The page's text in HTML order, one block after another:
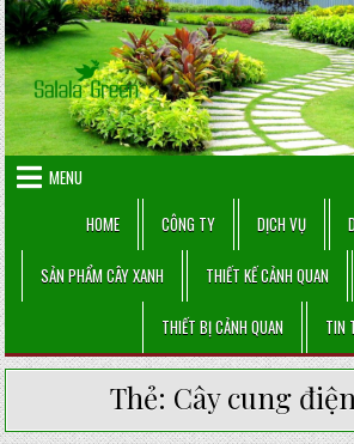
Skip
to
content
MENU
HOME
CÔNG TY DỊCH VỤ
SẢN PHẨM CÂY XANH THIẾT KẾ CẢNH QUAN
THIẾT BỊ CẢNH QUAN TIN
Thẻ: Cây cung